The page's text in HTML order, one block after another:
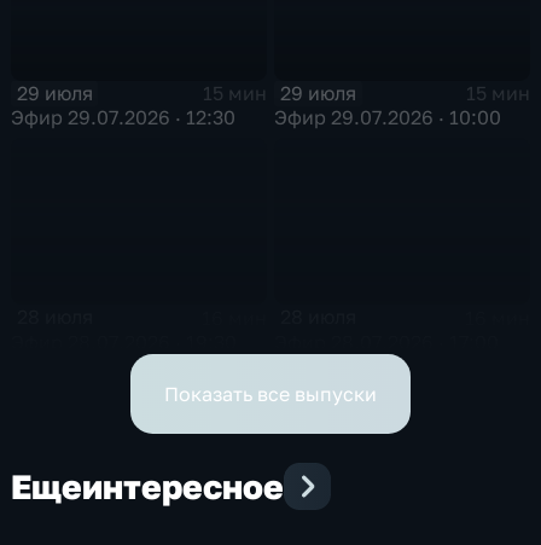
29 июля
15 мин
Эфир 29.07.2026 · 12:30
29 июля
15 мин
Эфир 29.07.2026 · 10:00
Показать все выпуски
Ещеинтересное